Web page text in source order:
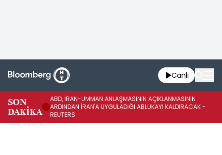
Canlı
SON
DAKİKA
ABD, İRAN-UMMAN ANLAŞMASININ AÇIKLANMASININ
ARDINDAN İRAN'A UYGULADIĞI ABLUKAYI KALDIRACAK -
REUTERS